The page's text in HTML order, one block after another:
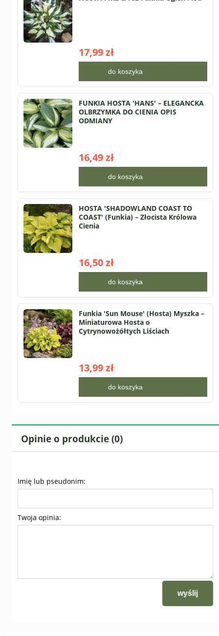
17,99 zł
do koszyka
FUNKIA HOSTA 'HANS' – ELEGANCKA
OLBRZYMKA DO CIENIA OPIS
ODMIANY
16,49 zł
do koszyka
HOSTA 'SHADOWLAND COAST TO
COAST' (Funkia) – Złocista Królowa
Cienia
16,50 zł
do koszyka
Funkia 'Sun Mouse' (Hosta) Myszka –
Miniaturowa Hosta o
Cytrynowożółtych Liściach
13,99 zł
do koszyka
Opinie o produkcie (0)
Imię lub pseudonim:
Twoja opinia:
wyślij